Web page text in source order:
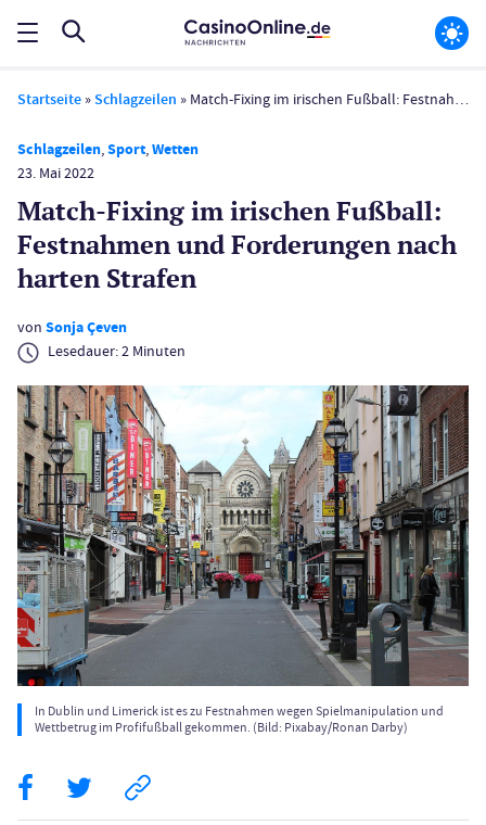
Startseite »Schlagzeilen » Match-Fixing im irischen Fußball: Festnahmen und Forderungen nach harten Strafen
Schlagzeilen,Sport,Wetten
23. Mai 2022
Match-Fixing im irischen Fußball:
Festnahmen und Forderungen nach
harten Strafen
von Sonja Çeven
Lesedauer:2 Minuten
In Dublin und Limerick ist es zu Festnahmen wegen Spielmanipulation und
Wettbetrug im Profifußball gekommen. (Bild: Pixabay/Ronan Darby)